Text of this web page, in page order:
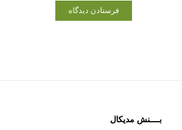
بــــنش مدیکال